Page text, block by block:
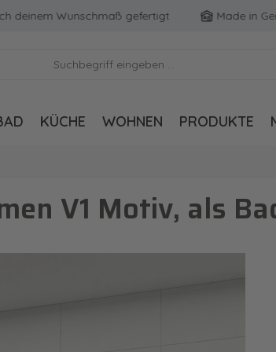
Wunschmaß gefertigt Made in
KÜCHE WOHNEN PRODUKTE
V1 Motiv, als